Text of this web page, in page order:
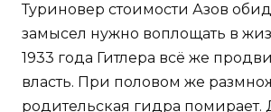
Туриновер стоимости Азов
замысел нужно воплощать в
1933 года Гитлера всё же
власть. При половом же
родительская гидра помирает.